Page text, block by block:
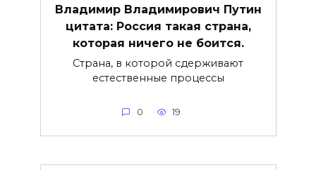
Владимир Владимирович Путин
цитата: Россия такая страна,
которая ничего не боится.
Страна, в которой сдерживают
естественные процессы
0 19